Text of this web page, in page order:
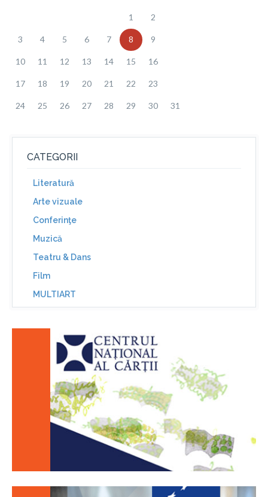
1 2
3 4 5 6 7 8 9
10 11 12 13 14 15 16
17 18 19 20 21 22 23
24 25 26 27 28 29 30 31
CATEGORII
Literatură
Arte vizuale
Conferinţe
Muzică
Teatru & Dans
Film
MULTIART